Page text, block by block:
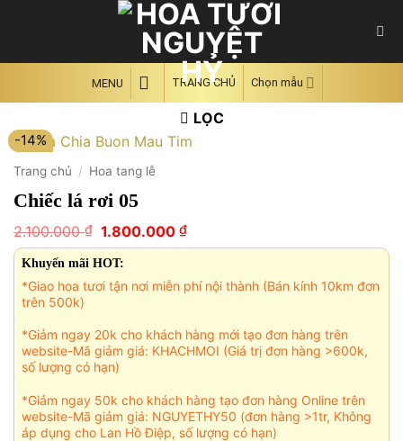
MENU TRANG CHỦ Chọn mẫu
LỌC
-14%
Trang chủ / Hoa tang lễ
Chiếc lá rơi 05
2.100.000₫ Giá
gốc
là:
2.100.000 ₫.
1.800.000 ₫Giá
hiện
1.800.000 ₫.
Khuyến mãi HOT:
*Giao hoa tươi tận nơi miễn phí nội thành (Bán kính 10km đơn
trên 500k)
*Giảm ngay 20k cho khách hàng mới tạo đơn hàng trên
website-Mã giảm giá: KHACHMOI (Giá trị đơn hàng >600k,
số lượng có hạn)
*Giảm ngay 50k cho khách hàng tạo đơn hàng Online trên
website-Mã giảm giá: NGUYETHY50 (đơn hàng >1tr, Không
áp dụng cho Lan Hồ Điệp, số lượng có hạn)